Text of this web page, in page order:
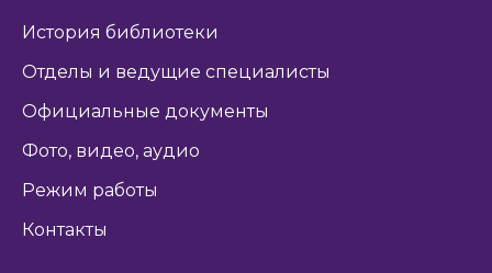
История библиотеки
Отделы и ведущие специалисты
Официальные документы
Фото, видео, аудио
Режим работы
Контакты